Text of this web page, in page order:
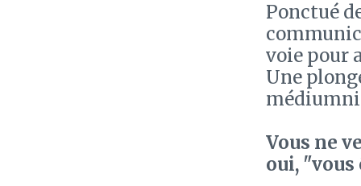
Ponctué
voie pour
Une
Vous ne
oui,